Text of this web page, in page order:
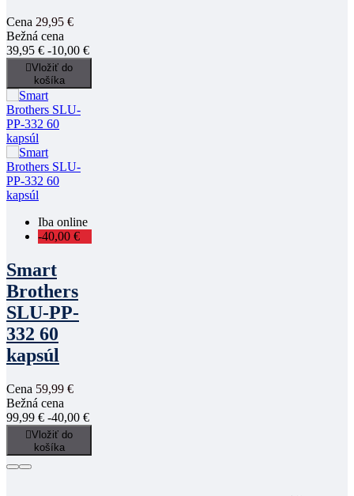
Cena 29,95 €
Bežná cena
39,95 € -10,00 €
Vložiť do
košíka
Iba online
-40,00 €
Smart
Brothers
SLU-PP-
332 60
kapsúl
Cena 59,99 €
Bežná cena
99,99 € -40,00 €
Vložiť do
košíka